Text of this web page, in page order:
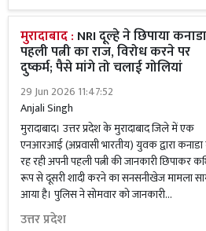
मुरादाबाद : NRI दूल्हे ने छिपाया
पहली पत्नी का राज, विरोध करने पर
दुष्कर्म; पैसे मांगे तो चलाई गोलियां
29 Jun 2026 11:47:52
Anjali Singh
मुरादाबाद। उत्तर प्रदेश के मुरादाबाद जिले में एक
एनआरआई (अप्रवासी भारतीय) युवक द्वारा
रह रही अपनी पहली पत्नी की जानकारी छिपाकर
रूप से दूसरी शादी करने का सनसनीखेज मामला
आया है। पुलिस ने सोमवार को जानकारी...
उत्तर प्रदेश